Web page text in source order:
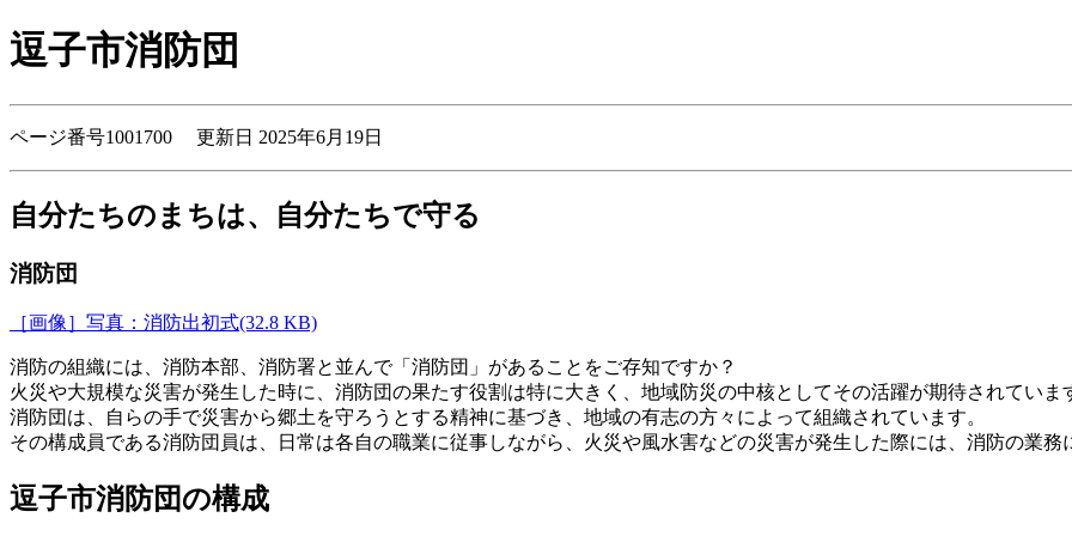
逗子市消防団
ページ番号1001700 更新日 2025年6月19日
自分たちのまちは、自分たちで守る
消防団
［画像］写真：消防出初式(32.8 KB)
消防の組織には、消防本部、消防署と並んで「消防団」があることをご存知ですか？
火災や大規模な災害が発生した時に、消防団の果たす役割は特に大きく、地域防災の中核としてその活躍が期待されていま
消防団は、自らの手で災害から郷土を守ろうとする精神に基づき、地域の有志の方々によって組織されています。
その構成員である消防団員は、日常は各自の職業に従事しながら、火災や風水害などの災害が発生した際には、消防の業務
逗子市消防団の構成